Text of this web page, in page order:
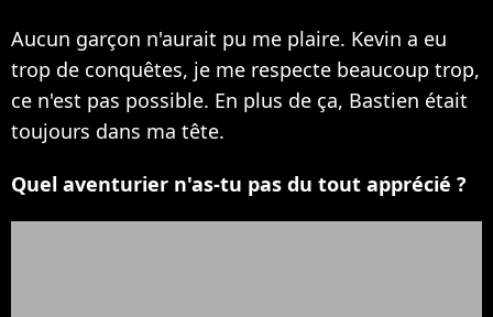
Aucun garçon n'aurait pu me plaire. Kevin a eu
trop de conquêtes, je me respecte beaucoup trop,
ce n'est pas possible. En plus de ça, Bastien était
toujours dans ma tête.
Quel aventurier n'as-tu pas du tout apprécié ?